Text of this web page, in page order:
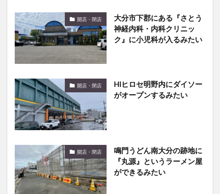
開店・閉店
大分市下郡にある『さとう
神経内科・内科クリニッ
ク』に小児科が入るみたい
開店・閉店
HIヒロセ明野内にダイソー
がオープンするみたい
開店・閉店
鳴門うどん南大分の跡地に
『丸源』というラーメン屋
ができるみたい